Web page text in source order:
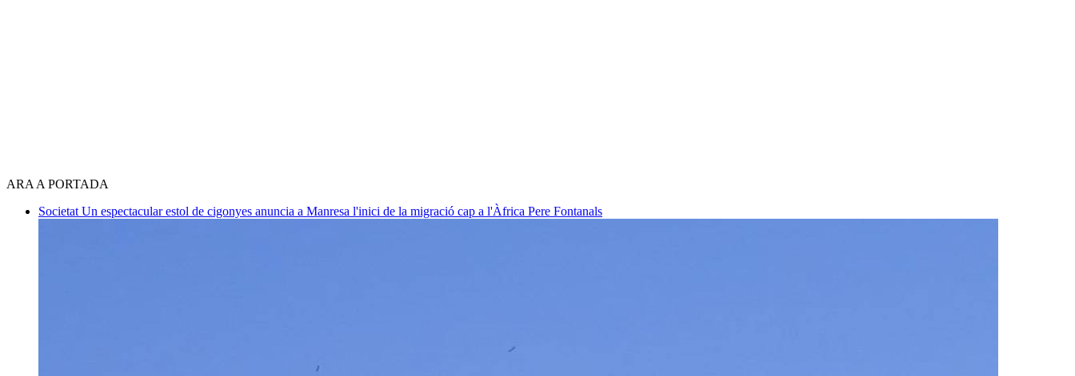
ARA A PORTADA
Societat Un espectacular estol de cigonyes anuncia a Manresa l'inici de la migració cap a l'Àfrica Pere Fontanals